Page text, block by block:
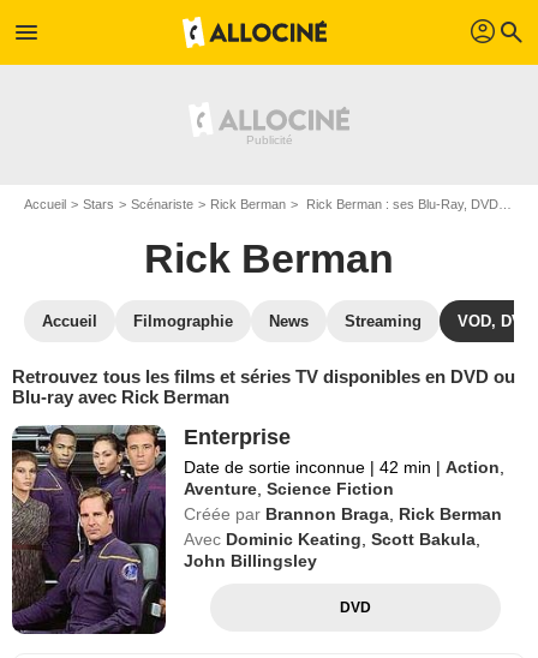
menu profil search
Accueil Stars Scénariste Rick Berman Rick Berman : ses Blu-Ray, DVD, VOD, SVOD
Rick Berman
Accueil Filmographie News Streaming VOD, DVD
Retrouvez tous les films et séries TV disponibles en DVD ou
Blu-ray avec Rick Berman
Enterprise
Date de sortie inconnue | 42 min | Action
Aventure ,Science Fiction
Créée par Brannon Braga Rick Berman
Avec Dominic Keating ,Scott Bakula
John Billingsley
DVD